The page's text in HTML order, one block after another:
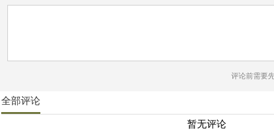
评论前需要
全部评论
暂无评论